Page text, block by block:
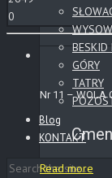
BESKID
GÓRY
TATRY
Blog
KONTAKT
0
Nr 11 – WOLA
Read more